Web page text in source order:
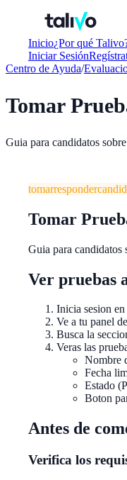
Inicio¿Por qué
Iniciar Sesión
Centro de Ayuda/
Tomar
Guia para candidatos
tomarresponder
Tomar
Guia para candidatos
Ver pruebas
Inicia sesion
Ve a tu panel
Busca la
Veras las
Nombre
Fecha
Estado
Boton
Antes de
Verifica los